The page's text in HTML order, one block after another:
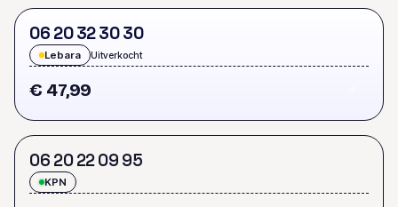
06 20323030
Lebara Uitverkocht
€ 47,99
06 202209 95
KPN